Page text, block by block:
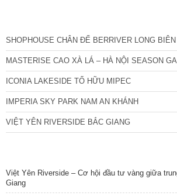
SHOPHOUSE CHÂN ĐẾ BERRIVER LONG BIÊN
MASTERISE CAO XÀ LÁ – HÀ NỘI SEASON
ICONIA LAKESIDE TỐ HỮU MIPEC
IMPERIA SKY PARK NAM AN KHÁNH
VIỆT YÊN RIVERSIDE BẮC GIANG
Việt Yên Riverside – Cơ hội đầu tư vàng giữa
Giang